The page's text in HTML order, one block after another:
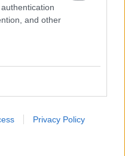
and other
Privacy Policy